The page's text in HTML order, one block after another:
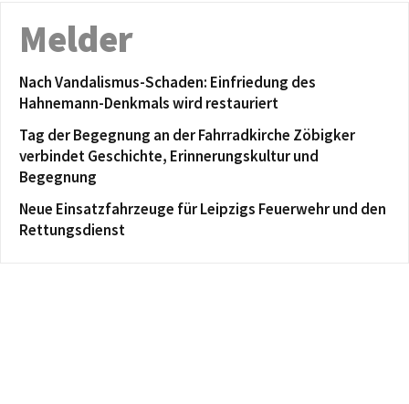
Melder
Nach Vandalismus-Schaden: Einfriedung des
Hahnemann-Denkmals wird restauriert
Tag der Begegnung an der Fahrradkirche Zöbigker
verbindet Geschichte, Erinnerungskultur und
Begegnung
Neue Einsatzfahrzeuge für Leipzigs Feuerwehr und den
Rettungsdienst